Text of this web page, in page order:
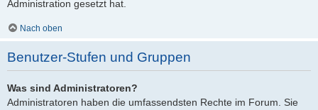
Administration gesetzt hat.
Nach oben
Benutzer-Stufen und Gruppen
Was sind Administratoren?
Administratoren haben die umfassendsten Rechte im Forum. Sie